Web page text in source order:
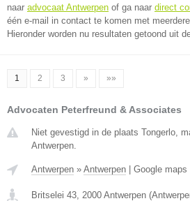
naar advocaat Antwerpen of ga naar direct
één e-mail in contact te komen met
Hieronder worden nu resultaten getoond uit
1 2 3 » »»
Advocaten Peterfreund & Associates
Niet gevestigd in de plaats Tongerlo,
Antwerpen.
Antwerpen » Antwerpen Google maps
Britselei 43, 2000 Antwerpen (